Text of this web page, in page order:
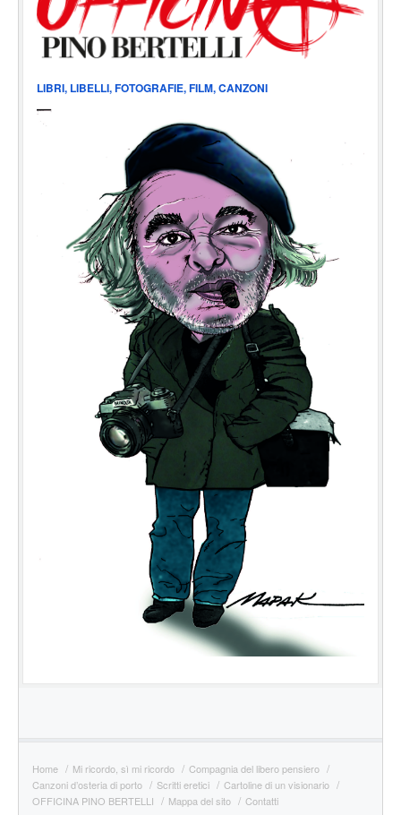
LIBRI, LIBELLI, FOTOGRAFIE, FILM, CANZONI
Home Mi ricordo, sì mi ricordo
Compagnia del libero pensiero
Canzoni d’osteria di porto
Scritti eretici
Cartoline di un visionario
OFFICINA PINO BERTELLI
Mappa del sito
Contatti